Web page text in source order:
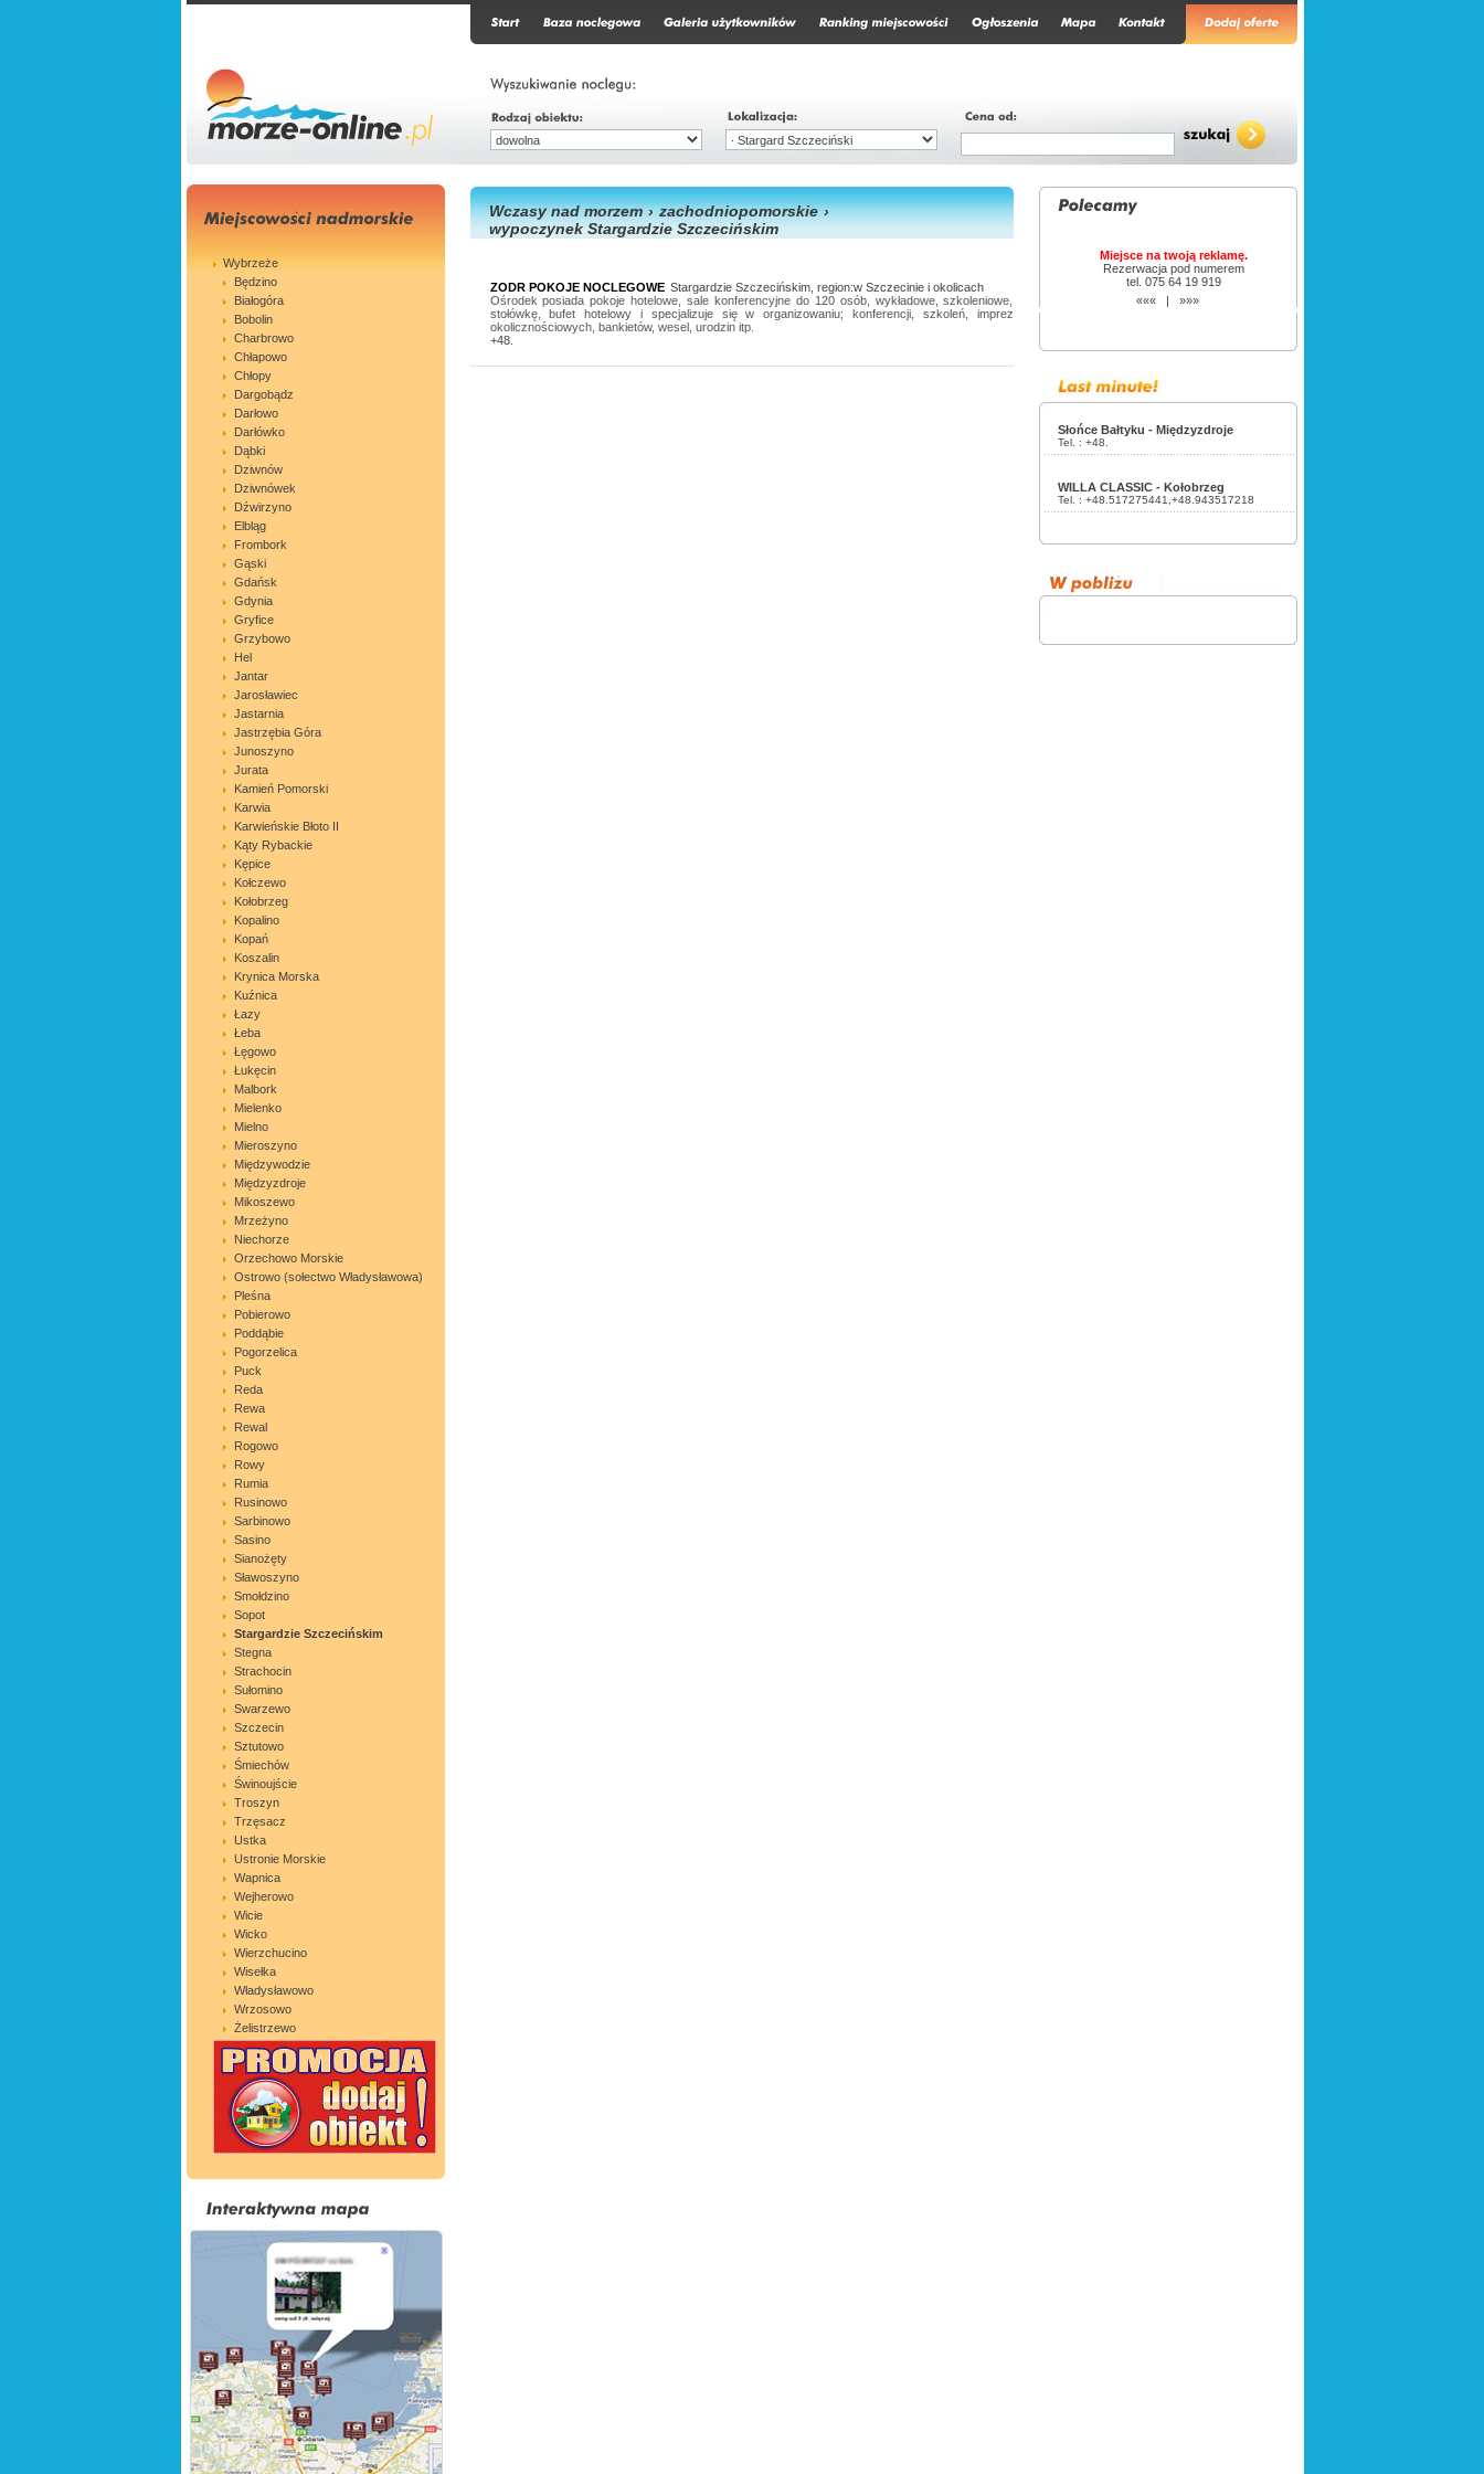
Wybrzeże
Będzino
Białogóra
Bobolin
Charbrowo
Chłapowo
Chłopy
Dargobądz
Darłowo
Darłówko
Dąbki
Dziwnów
Dziwnówek
Dźwirzyno
Elbląg
Frombork
Gąski
Gdańsk
Gdynia
Gryfice
Grzybowo
Hel
Jantar
Jarosławiec
Jastarnia
Jastrzębia Góra
Junoszyno
Jurata
Kamień Pomorski
Karwia
Karwieńskie Błoto II
Kąty Rybackie
Kępice
Kołczewo
Kołobrzeg
Kopalino
Kopań
Koszalin
Krynica Morska
Kuźnica
Łazy
Łeba
Łęgowo
Łukęcin
Malbork
Mielenko
Mielno
Mieroszyno
Międzywodzie
Międzyzdroje
Mikoszewo
Mrzeżyno
Niechorze
Orzechowo Morskie
Ostrowo (sołectwo Władysławowa)
Pleśna
Pobierowo
Poddąbie
Pogorzelica
Puck
Reda
Rewa
Rewal
Rogowo
Rowy
Rumia
Rusinowo
Sarbinowo
Sasino
Sianożęty
Sławoszyno
Smołdzino
Sopot
Stargardzie Szczecińskim
Stegna
Strachocin
Sułomino
Swarzewo
Szczecin
Sztutowo
Śmiechów
Świnoujście
Troszyn
Trzęsacz
Ustka
Ustronie Morskie
Wapnica
Wejherowo
Wicie
Wicko
Wierzchucino
Wisełka
Władysławowo
Wrzosowo
Żelistrzewo
Wczasy nad morzem › zachodniopomorskie ›
wypoczynek Stargardzie Szczecińskim
ZODR POKOJE NOCLEGOWE Stargardzie Szczecińskim, region:w Szczecinie i okolicach
Ośrodek posiada pokoje hotelowe, sale konferencyjne do 120 osób, wykładowe, szkoleniowe,
stołówkę, bufet hotelowy i specjalizuje się w organizowaniu; konferencji, szkoleń, imprez
okolicznościowych, bankietów, wesel, urodzin itp.
+48.
Miejsce na twoją reklamę.
Rezerwacja pod numerem
tel. 075 64 19 919
««« | »»»
Słońce Bałtyku - Międzyzdroje
Tel. : +48.
WILLA CLASSIC - Kołobrzeg
Tel. : +48.517275441,+48.943517218